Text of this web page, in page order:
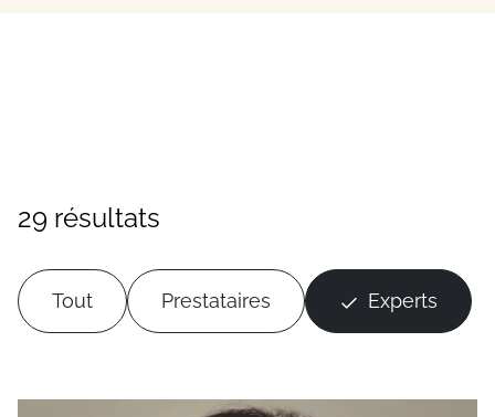
29 résultats
Tout Prestataires Experts